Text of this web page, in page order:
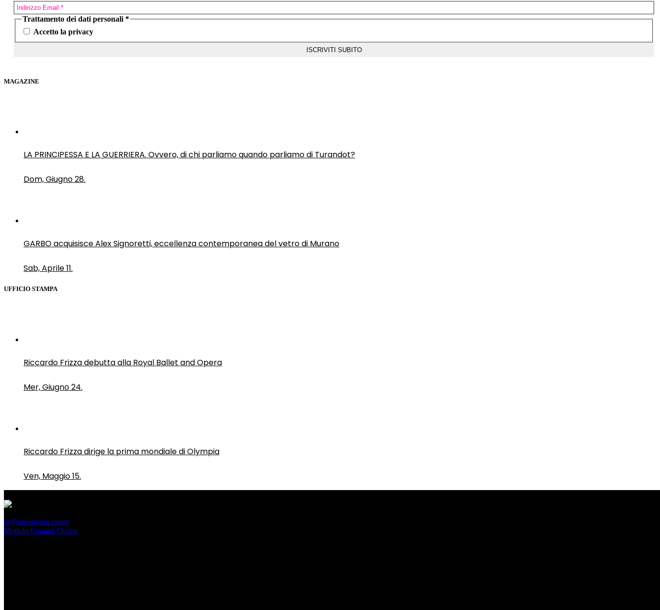
Trattamento dei dati personali *
Accetto la privacy
MAGAZINE
LA PRINCIPESSA E LA GUERRIERA. Ovvero, di chi parliamo quando parliamo di Turandot?
Dom, Giugno 28.
GARBO acquisisce Alex Signoretti, eccellenza contemporanea del vetro di Murano
Sab, Aprile 11.
UFFICIO STAMPA
Riccardo Frizza debutta alla Royal Ballet and Opera
Mer, Giugno 24.
Riccardo Frizza dirige la prima mondiale di Olympia
Ven, Maggio 15.
pr@pressroom.cloud
Modulo Contatti Online